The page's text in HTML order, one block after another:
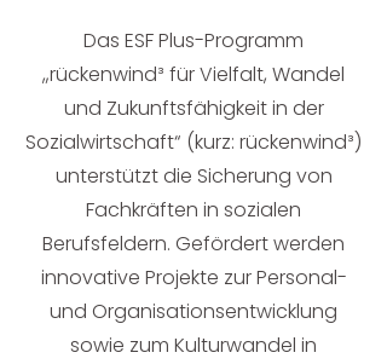
Das ESF Plus-Programm
„rückenwind³ für Vielfalt, Wandel
und Zukunftsfähigkeit in der
Sozialwirtschaft“ (kurz: rückenwind³)
unterstützt die Sicherung von
Fachkräften in sozialen
Berufsfeldern. Gefördert werden
innovative Projekte zur Personal-
und Organisationsentwicklung
sowie zum Kulturwandel in